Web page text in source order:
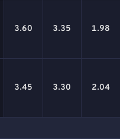
3.60 3.35 1.98
3.45 3.30 2.04